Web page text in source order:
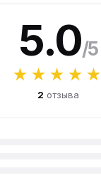
5.0/5
★★★★★
2 отзыва